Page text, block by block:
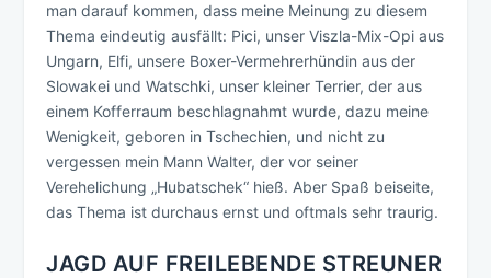
man darauf kommen, dass meine Meinung zu diesem
Thema eindeutig ausfällt: Pici, unser Viszla-Mix-Opi aus
Ungarn, Elfi, unsere Boxer-Vermehrerhündin aus der
Slowakei und Watschki, unser kleiner Terrier, der aus
einem Kofferraum beschlagnahmt wurde, dazu meine
Wenigkeit, geboren in Tschechien, und nicht zu
vergessen mein Mann Walter, der vor seiner
Verehelichung „Hubatschek“ hieß. Aber Spaß beiseite,
das Thema ist durchaus ernst und oftmals sehr traurig.
JAGD AUF FREILEBENDE STREUNER